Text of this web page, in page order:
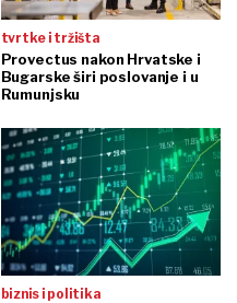
tvrtke i tržišta
Provectus nakon Hrvatske i
Bugarske širi poslovanje i u
Rumunjsku
biznis i politika